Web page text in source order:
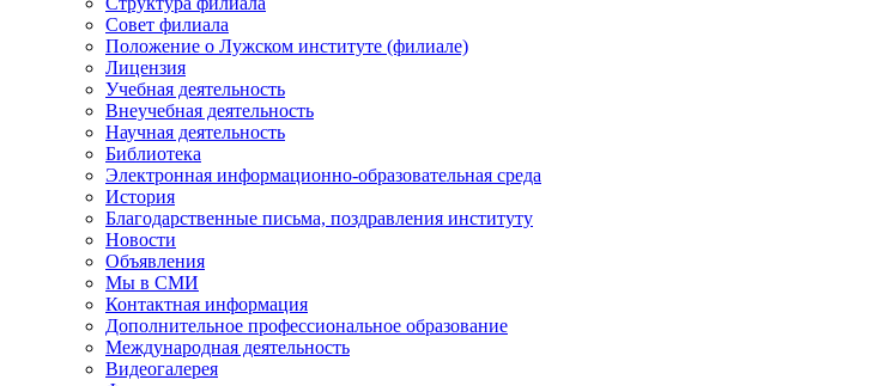
Совет филиала
Положение о Лужском институте (филиале)
Лицензия
Учебная деятельность
Внеучебная деятельность
Научная деятельность
Библиотека
Электронная информационно-образовательная среда
История
Благодарственные письма, поздравления институту
Новости
Объявления
Мы в СМИ
Контактная информация
Дополнительное профессиональное образование
Международная деятельность
Видеогалерея